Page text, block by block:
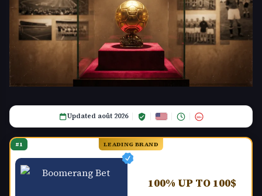
Updated août 2026 18+
#1 LEADING BRAND
100% UP TO 100$